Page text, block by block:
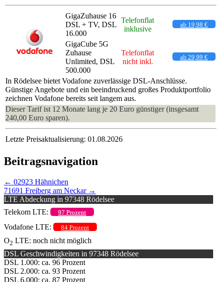
GigaZuhause 16
DSL + TV, DSL
16.000
Telefonflat
inklusive
ab 19,98 €
GigaCube 5G
Zuhause
Unlimited, DSL
500.000
Telefonflat
nicht inkl.
ab 29,99 €
In Rödelsee bietet Vodafone zuverlässige DSL-Anschlüsse.
Günstige Angebote und ein beeindruckend großes Produktportfolio
zeichnen Vodafone bereits seit langem aus.
Dieser Tarif ist 12 Monate lang je 20 Euro günstiger (insgesamt
240,00 Euro sparen).
Letzte Preisaktualisierung: 01.08.2026
Beitragsnavigation
← 02923 Hähnichen
71691 Freiberg am Neckar →
LTE Abdeckung in 97348 Rödelsee
Telekom LTE:
97 Prozent
Vodafone LTE: 84 Prozent
O2 LTE: noch nicht möglich
DSL Geschwindigkeiten in 97348 Rödelsee
DSL 1.000: ca. 96 Prozent
DSL 2.000: ca. 93 Prozent
DSL 6.000: ca. 87 Prozent